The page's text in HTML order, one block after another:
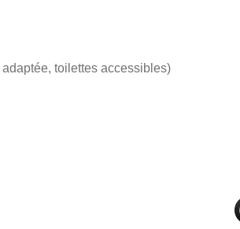
toilettes accessibles)